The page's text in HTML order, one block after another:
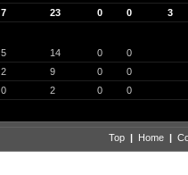
7 23 0 0 3
5 14 0
0
2 9 0
0
0 2 0 0
Top | Home |